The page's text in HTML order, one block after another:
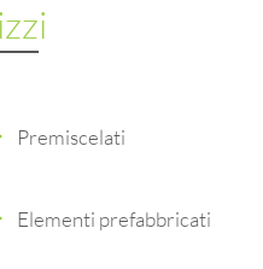
Premiscelati
Elementi prefabbricati